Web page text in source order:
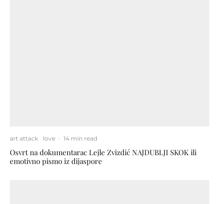
art attack love · 14 min read
Osvrt na dokumentarac Lejle Zvizdić NAJDUBLJI SKOK ili
emotivno pismo iz dijaspore